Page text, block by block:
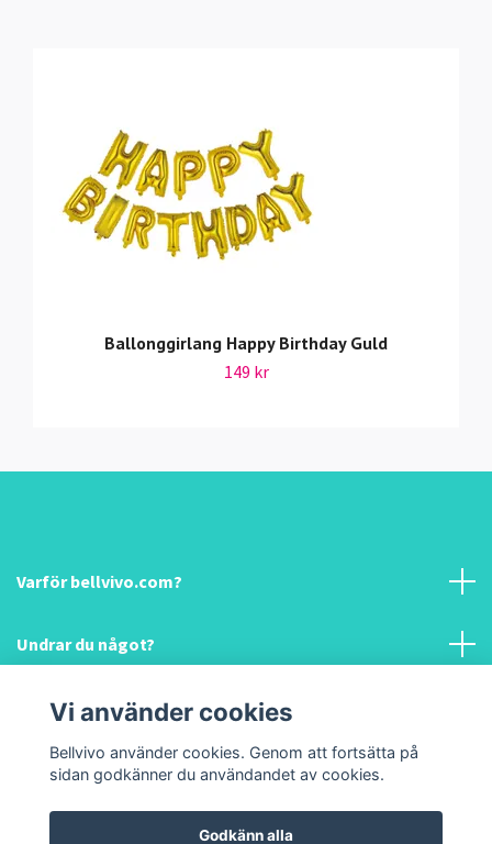
Ballonggirlang Happy Birthday Guld
149 kr
Varför bellvivo.com?
Undrar du något?
Information & hjälp!
Sociala medier
Vi använder cookies
Bellvivo använder cookies. Genom att fortsätta på
sidan godkänner du användandet av cookies.
Godkänn alla